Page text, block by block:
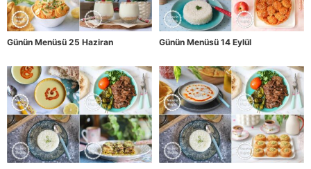
Günün Menüsü 25 Haziran Günün Menüsü 14 Eylül